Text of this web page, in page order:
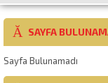
SAYFA
Sayfa Bulunamadı